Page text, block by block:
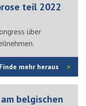
teil 2022
über
Finde mehr heraus
belgischen